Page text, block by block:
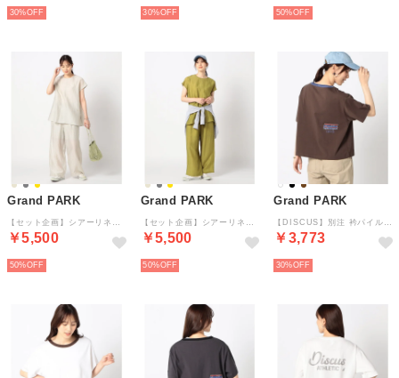
30% 30% 50%
Grand PARK
￥5,500
50%
Grand PARK
￥5,500
50%
Grand PARK
￥3,773
30%